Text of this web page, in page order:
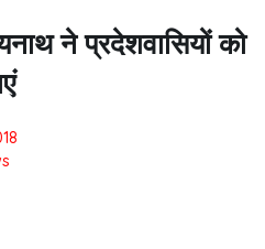
ने प्रदेशवासियों को